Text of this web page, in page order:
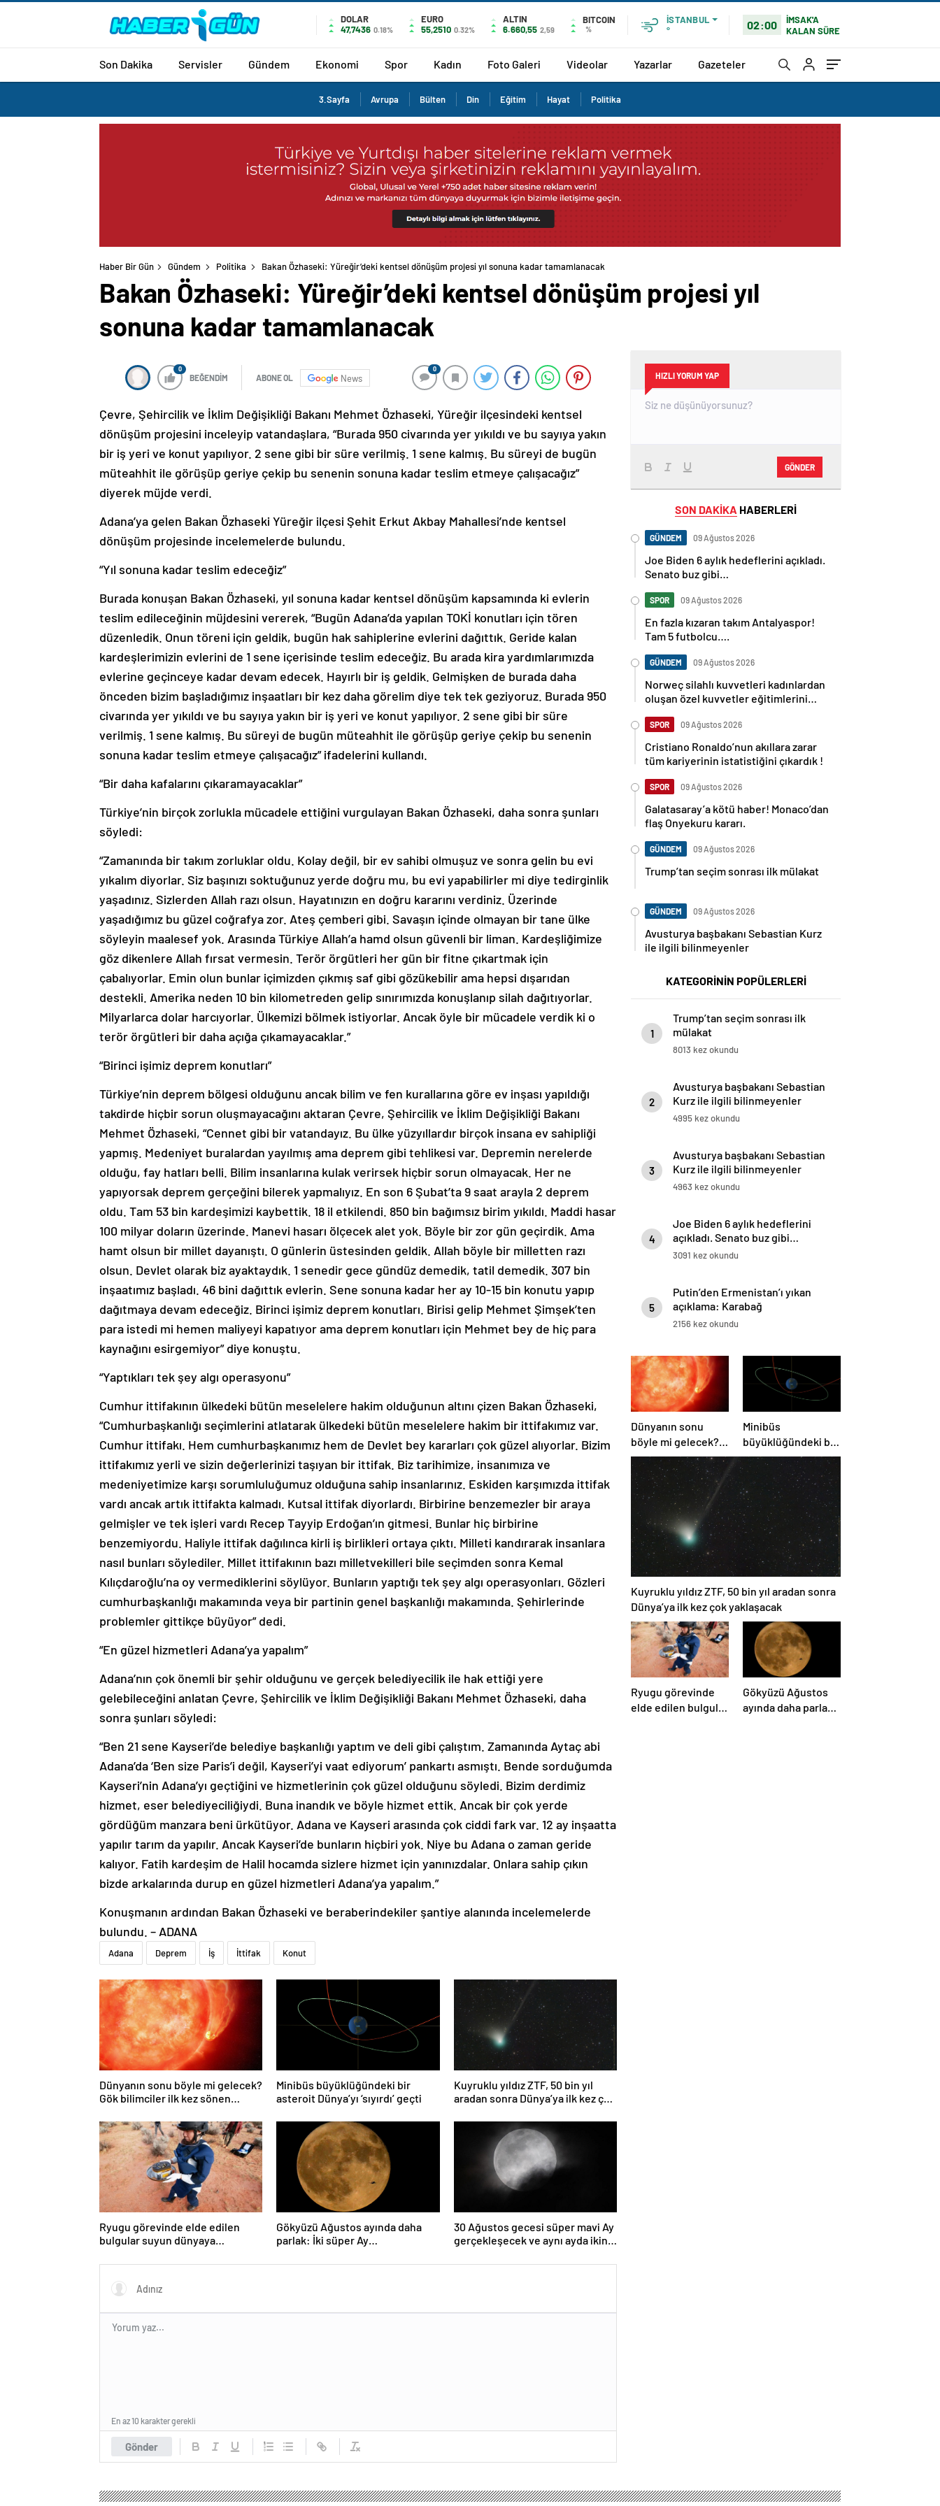
DOLAR
47,7436 0.18%
EURO
55,2510 0.32%
ALTIN
6.660,55 2,59
BITCOIN
%
İSTANBUL
°
02:00
İMSAK'A
KALAN SÜRE
Son Dakika Servisler Gündem Ekonomi Spor Kadın Foto Galeri Videolar Yazarlar Gazeteler
3.Sayfa Avrupa Bülten Din Eğitim Hayat Politika
Haber Bir Gün Gündem Politika Bakan Özhaseki: Yüreğir’deki kentsel dönüşüm projesi yıl sonuna kadar tamamlanacak
Bakan Özhaseki: Yüreğir’deki kentsel dönüşüm projesi yıl
sonuna kadar tamamlanacak
0
BEĞENDİM ABONE OL News
0
Çevre, Şehircilik ve İklim Değişikliği Bakanı Mehmet Özhaseki, Yüreğir ilçesindeki kentsel
dönüşüm projesini inceleyip vatandaşlara, “Burada 950 civarında yer yıkıldı ve bu sayıya yakın
bir iş yeri ve konut yapılıyor. 2 sene gibi bir süre verilmiş. 1 sene kalmış. Bu süreyi de bugün
müteahhit ile görüşüp geriye çekip bu senenin sonuna kadar teslim etmeye çalışacağız”
diyerek müjde verdi.
Adana’ya gelen Bakan Özhaseki Yüreğir ilçesi Şehit Erkut Akbay Mahallesi’nde kentsel
dönüşüm projesinde incelemelerde bulundu.
“Yıl sonuna kadar teslim edeceğiz”
Burada konuşan Bakan Özhaseki, yıl sonuna kadar kentsel dönüşüm kapsamında ki evlerin
teslim edileceğinin müjdesini vererek, “Bugün Adana’da yapılan TOKİ konutları için tören
düzenledik. Onun töreni için geldik, bugün hak sahiplerine evlerini dağıttık. Geride kalan
kardeşlerimizin evlerini de 1 sene içerisinde teslim edeceğiz. Bu arada kira yardımlarımızda
evlerine geçinceye kadar devam edecek. Hayırlı bir iş geldik. Gelmişken de burada daha
önceden bizim başladığımız inşaatları bir kez daha görelim diye tek tek geziyoruz. Burada 950
civarında yer yıkıldı ve bu sayıya yakın bir iş yeri ve konut yapılıyor. 2 sene gibi bir süre
verilmiş. 1 sene kalmış. Bu süreyi de bugün müteahhit ile görüşüp geriye çekip bu senenin
sonuna kadar teslim etmeye çalışacağız” ifadelerini kullandı.
“Bir daha kafalarını çıkaramayacaklar”
Türkiye’nin birçok zorlukla mücadele ettiğini vurgulayan Bakan Özhaseki, daha sonra şunları
söyledi:
“Zamanında bir takım zorluklar oldu. Kolay değil, bir ev sahibi olmuşuz ve sonra gelin bu evi
yıkalım diyorlar. Siz başınızı soktuğunuz yerde doğru mu, bu evi yapabilirler mi diye tedirginlik
yaşadınız. Sizlerden Allah razı olsun. Hayatınızın en doğru kararını verdiniz. Üzerinde
yaşadığımız bu güzel coğrafya zor. Ateş çemberi gibi. Savaşın içinde olmayan bir tane ülke
söyleyin maalesef yok. Arasında Türkiye Allah’a hamd olsun güvenli bir liman. Kardeşliğimize
göz dikenlere Allah fırsat vermesin. Terör örgütleri her gün bir fitne çıkartmak için
çabalıyorlar. Emin olun bunlar içimizden çıkmış saf gibi gözükebilir ama hepsi dışarıdan
destekli. Amerika neden 10 bin kilometreden gelip sınırımızda konuşlanıp silah dağıtıyorlar.
Milyarlarca dolar harcıyorlar. Ülkemizi bölmek istiyorlar. Ancak öyle bir mücadele verdik ki o
terör örgütleri bir daha açığa çıkamayacaklar.”
“Birinci işimiz deprem konutları”
Türkiye’nin deprem bölgesi olduğunu ancak bilim ve fen kurallarına göre ev inşası yapıldığı
takdirde hiçbir sorun oluşmayacağını aktaran Çevre, Şehircilik ve İklim Değişikliği Bakanı
Mehmet Özhaseki, “Cennet gibi bir vatandayız. Bu ülke yüzyıllardır birçok insana ev sahipliği
yapmış. Medeniyet buralardan yayılmış ama deprem gibi tehlikesi var. Depremin nerelerde
olduğu, fay hatları belli. Bilim insanlarına kulak verirsek hiçbir sorun olmayacak. Her ne
yapıyorsak deprem gerçeğini bilerek yapmalıyız. En son 6 Şubat’ta 9 saat arayla 2 deprem
oldu. Tam 53 bin kardeşimizi kaybettik. 18 il etkilendi. 850 bin bağımsız birim yıkıldı. Maddi hasar
100 milyar doların üzerinde. Manevi hasarı ölçecek alet yok. Böyle bir zor gün geçirdik. Ama
hamt olsun bir millet dayanıştı. O günlerin üstesinden geldik. Allah böyle bir milletten razı
olsun. Devlet olarak biz ayaktaydık. 1 senedir gece gündüz demedik, tatil demedik. 307 bin
inşaatımız başladı. 46 bini dağıttık evlerin. Sene sonuna kadar her ay 10-15 bin konutu yapıp
dağıtmaya devam edeceğiz. Birinci işimiz deprem konutları. Birisi gelip Mehmet Şimşek’ten
para istedi mi hemen maliyeyi kapatıyor ama deprem konutları için Mehmet bey de hiç para
kaynağını esirgemiyor” diye konuştu.
“Yaptıkları tek şey algı operasyonu”
Cumhur ittifakının ülkedeki bütün meselelere hakim olduğunun altını çizen Bakan Özhaseki,
“Cumhurbaşkanlığı seçimlerini atlatarak ülkedeki bütün meselelere hakim bir ittifakımız var.
Cumhur ittifakı. Hem cumhurbaşkanımız hem de Devlet bey kararları çok güzel alıyorlar. Bizim
ittifakımız yerli ve sizin değerlerinizi taşıyan bir ittifak. Biz tarihimize, insanımıza ve
medeniyetimize karşı sorumluluğumuz olduğuna sahip insanlarınız. Eskiden karşımızda ittifak
vardı ancak artık ittifakta kalmadı. Kutsal ittifak diyorlardı. Birbirine benzemezler bir araya
gelmişler ve tek işleri vardı Recep Tayyip Erdoğan’ın gitmesi. Bunlar hiç birbirine
benzemiyordu. Haliyle ittifak dağılınca kirli iş birlikleri ortaya çıktı. Milleti kandırarak insanlara
nasıl bunları söylediler. Millet ittifakının bazı milletvekilleri bile seçimden sonra Kemal
Kılıçdaroğlu’na oy vermediklerini söylüyor. Bunların yaptığı tek şey algı operasyonları. Gözleri
cumhurbaşkanlığı makamında veya bir partinin genel başkanlığı makamında. Şehirlerinde
problemler gittikçe büyüyor” dedi.
“En güzel hizmetleri Adana’ya yapalım”
Adana’nın çok önemli bir şehir olduğunu ve gerçek belediyecilik ile hak ettiği yere
gelebileceğini anlatan Çevre, Şehircilik ve İklim Değişikliği Bakanı Mehmet Özhaseki, daha
sonra şunları söyledi:
“Ben 21 sene Kayseri’de belediye başkanlığı yaptım ve deli gibi çalıştım. Zamanında Aytaç abi
Adana’da ‘Ben size Paris’i değil, Kayseri’yi vaat ediyorum’ pankartı asmıştı. Bende sorduğumda
Kayseri’nin Adana’yı geçtiğini ve hizmetlerinin çok güzel olduğunu söyledi. Bizim derdimiz
hizmet, eser belediyeciliğiydi. Buna inandık ve böyle hizmet ettik. Ancak bir çok yerde
gördüğüm manzara beni ürkütüyor. Adana ve Kayseri arasında çok ciddi fark var. 12 ay inşaatta
yapılır tarım da yapılır. Ancak Kayseri’de bunların hiçbiri yok. Niye bu Adana o zaman geride
kalıyor. Fatih kardeşim de Halil hocamda sizlere hizmet için yanınızdalar. Onlara sahip çıkın
bizde arkalarında durup en güzel hizmetleri Adana’ya yapalım.”
Konuşmanın ardından Bakan Özhaseki ve beraberindekiler şantiye alanında incelemelerde
bulundu. – ADANA
Adana Deprem İş İttifak Konut
Dünyanın sonu böyle mi gelecek?
Gök bilimciler ilk kez sönen
oldu
Minibüs büyüklüğündeki bir
asteroit Dünya’yı ‘sıyırdı’ geçti
Kuyruklu yıldız ZTF, 50 bin yıl
aradan sonra Dünya’ya ilk kez çok
Ryugu görevinde elde edilen
bulgular suyun dünyaya
olabileceğini gösteriyor
Gökyüzü Ağustos ayında daha
parlak: İki süper Ay
30 Ağustos gecesi süper mavi Ay
gerçekleşecek ve aynı ayda ikinci
Gönder
En az 10 karakter gerekli
HIZLI YORUM YAP
GÖNDER
SON DAKİKA HABERLERİ
GÜNDEM 09 Ağustos 2026
Joe Biden 6 aylık hedeflerini açıkladı.
Senato buz gibi…
SPOR 09 Ağustos 2026
En fazla kızaran takım Antalyaspor!
Tam 5 futbolcu….
GÜNDEM 09 Ağustos 2026
Norweç silahlı kuvvetleri kadınlardan
oluşan özel kuvvetler eğitimlerini
SPOR 09 Ağustos 2026
Cristiano Ronaldo’nun akıllara zarar
tüm kariyerinin istatistiğini çıkardık !
SPOR 09 Ağustos 2026
Galatasaray’a kötü haber! Monaco’dan
flaş Onyekuru kararı.
GÜNDEM 09 Ağustos 2026
Trump’tan seçim sonrası ilk mülakat
GÜNDEM 09 Ağustos 2026
Avusturya başbakanı Sebastian Kurz
ile ilgili bilinmeyenler
KATEGORİNİN POPÜLERLERİ
1
Trump’tan seçim sonrası ilk
mülakat
8013 kez okundu
2
Avusturya başbakanı Sebastian
Kurz ile ilgili bilinmeyenler
4995 kez okundu
3
Avusturya başbakanı Sebastian
Kurz ile ilgili bilinmeyenler
4963 kez okundu
4
Joe Biden 6 aylık hedeflerini
açıkladı. Senato buz gibi…
3091 kez okundu
5
Putin’den Ermenistan’ı yıkan
açıklama: Karabağ
Azerbaycan’ın ayrılmaz bir
2156 kez okundu
Dünyanın sonu
böyle mi gelecek?
Gök bilimciler ilk
kez sönen yıldızın
gezegeni
yutmasına tanık
oldu
Minibüs
büyüklüğündeki bir
asteroit Dünya’yı
‘sıyırdı’ geçti
Kuyruklu yıldız ZTF, 50 bin yıl aradan sonra
Dünya’ya ilk kez çok yaklaşacak
Ryugu görevinde
elde edilen bulgular
Gökyüzü Ağustos
ayında daha parlak: